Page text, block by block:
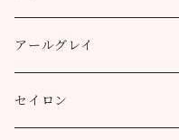
3個
10個
アルミ袋（リーフ）
100g
ティーポット用ティーバッグ
50g
100g
ハッピーバレー茶園
50g
キャッスルトン茶園
リーフ
100g
CTC
アールグレイ
アールグレイ
セイロン